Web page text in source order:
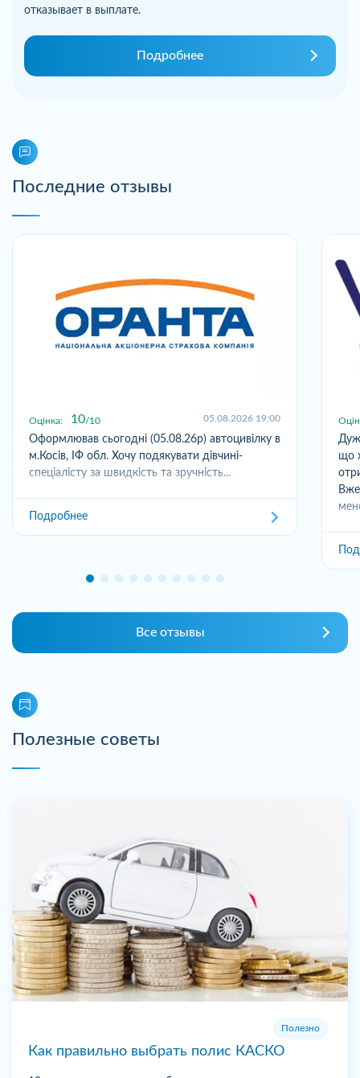
отказывает в выплате.
Подробнее
Последние отзывы
Оцінка: 10 10 05.08.2026 19:00
Оформлював сьогодні (05.08.26р) автоцивілку в
м.Косів, ІФ обл. Хочу подякувати дівчині-
спеціалісту за швидкість та зручність...
Подробнее
що
Все отзывы
Полезные советы
Полезно
Как правильно выбрать полис КАСКО